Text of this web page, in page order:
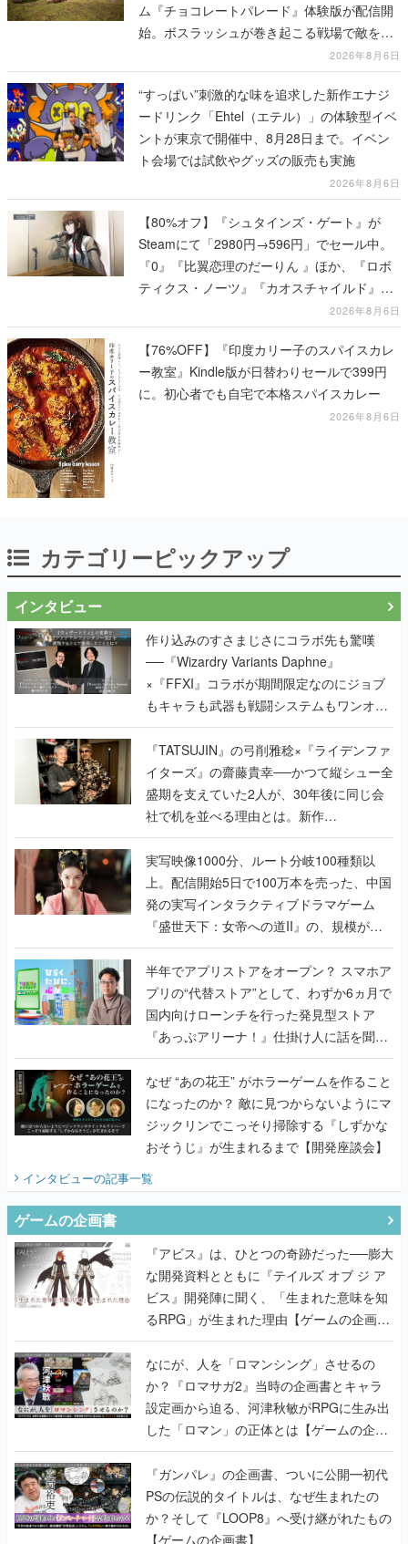
ム『チョコレートパレード』体験版が配信開
始。ボスラッシュが巻き起こる戦場で敵を倒
し、コインを集めてスコアを競い合え2026年8月6日
“すっぱい”刺激的な味を追求した新作エナジ
ードリンク「Ehtel（エテル）」の体験型イベ
ントが東京で開催中、8月28日まで。イベン
ト会場では試飲やグッズの販売も実施
2026年8月6日
【80%オフ】『シュタインズ・ゲート』が
Steamにて「2980円→596円」でセール中。
『0』『比翼恋理のだーりん 』ほか、『ロボ
ティクス・ノーツ』『カオスチャイルド』な
ど科学アドベンチャーシリーズもセール対象
に
2026年8月6日
【76%OFF】『印度カリー子のスパイスカレ
ー教室』Kindle版が日替わりセールで399円
に。初心者でも自宅で本格スパイスカレー
2026年8月6日
カテゴリーピックアップ
インタビュー
作り込みのすさまじさにコラボ先も驚嘆
──『Wizardry Variants Daphne』
×『FFXI』コラボが期間限定なのにジョブ
もキャラも武器も戦闘システムもワンオフ
で作り込まれた理由を両ディレクターに聞
く
『TATSUJIN』の弓削雅稔×『ライデンファ
イターズ』の齋藤貴幸──かつて縦シュー全
盛期を支えていた2人が、30年後に同じ会
社で机を並べる理由とは。新作
『TATSUJIN EXTREME』で初タッグを組
んだレジェンド2人に訊く開発秘話
実写映像1000分、ルート分岐100種類以
上。配信開始5日で100万本を売った、中国
発の実写インタラクティブドラマゲーム
『盛世天下：女帝への道II』の、規模が違
うこだわりをプロデューサーに聞いた
半年でアプリストアをオープン？ スマホア
プリの“代替ストア”として、わずか6ヵ月で
国内向けローンチを行った発見型ストア
『あっぷアリーナ！』仕掛け人に話を聞い
てみた
なぜ “あの花王” がホラーゲームを作ること
になったのか？ 敵に見つからないようにマ
ジックリンでこっそり掃除する『しずかな
おそうじ』が生まれるまで【開発座談会】
インタビューの記事一覧
ゲームの企画書
『アビス』は、ひとつの奇跡だった──膨大
な開発資料とともに『テイルズ オブ ジ ア
ビス』開発陣に聞く、「生まれた意味を知
るRPG」が生まれた理由【ゲームの企画
書】
なにが、人を「ロマンシング」させるの
か？『ロマサガ2』当時の企画書とキャラ
設定画から迫る、河津秋敏がRPGに生み出
した「ロマン」の正体とは【ゲームの企画
書】
『ガンパレ』の企画書、ついに公開━初代
PSの伝説的タイトルは、なぜ生まれたの
か？そして『LOOP8』へ受け継がれたもの
【ゲームの企画書】